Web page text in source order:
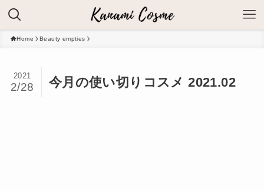
Home Beauty empties
今月の使い切りコスメ 2021.02
2021
2/28